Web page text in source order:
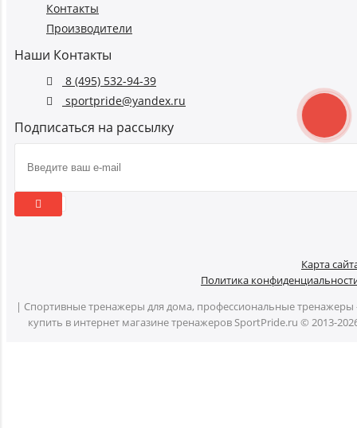
Контакты
Производители
Наши Контакты
8 (495) 532-94-39
sportpride@yandex.ru
Подписаться на рассылку
Карта
Политика
| Спортивные тренажеры для дома, профессиональные тренажеры
купить в интернет магазине тренажеров SportPride.ru © 2013-